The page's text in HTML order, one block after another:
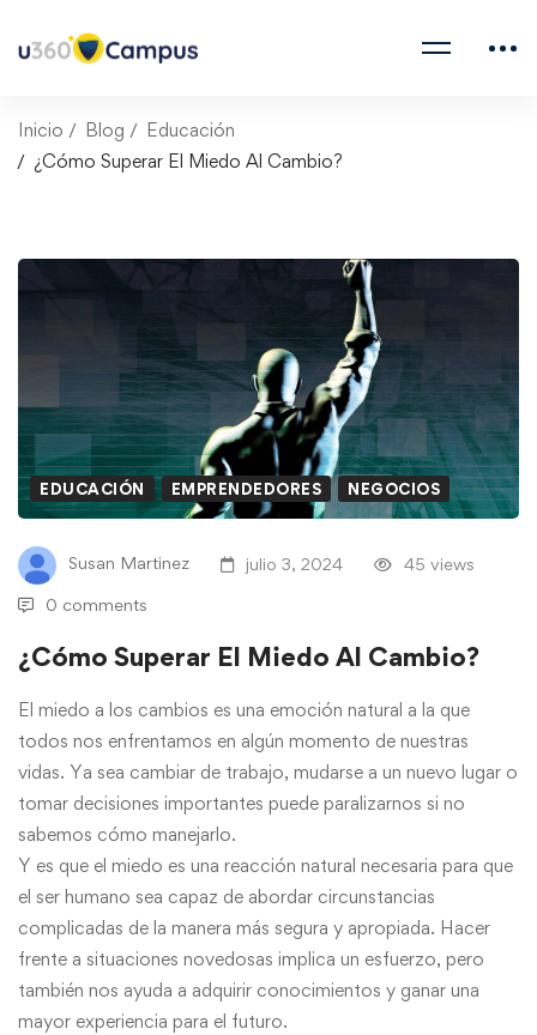
Inicio Blog
Educación
¿Cómo Superar El Miedo Al Cambio?
EDUCACIÓN EMPRENDEDORES NEGOCIOS
Susan Martinez julio 3, 2024 45 views
0 comments
¿Cómo Superar El Miedo Al Cambio?
El miedo a los cambios es una emoción natural a la que
todos nos enfrentamos en algún momento de nuestras
vidas. Ya sea cambiar de trabajo, mudarse a un nuevo lugar o
tomar decisiones importantes puede paralizarnos si no
sabemos cómo manejarlo.
Y es que el miedo es una reacción natural necesaria para que
el ser humano sea capaz de abordar circunstancias
complicadas de la manera más segura y apropiada. Hacer
frente a situaciones novedosas implica un esfuerzo, pero
también nos ayuda a adquirir conocimientos y ganar una
mayor experiencia para el futuro.